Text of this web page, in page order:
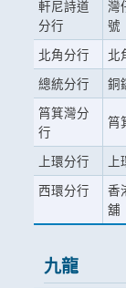
軒尼詩道
分行
灣
號
北角分行 北
總統分行 銅
筲箕灣分
行
筲
上環分行
西環分行
香
舖
九龍